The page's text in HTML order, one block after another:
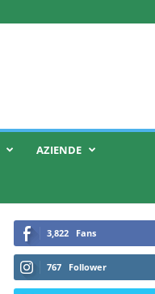
AZIENDE
3,822 Fans
767 Follower